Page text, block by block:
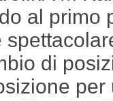
al primo
di